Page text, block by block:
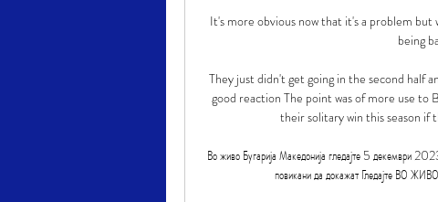
It's more obvious now that it's a problem but
being
They just didn't get going in the second half
good reaction The point was of more use to
their solitary win this season
Во живо Бугарија Македонија гледајте 5 декември
повикани да докажат Гледајте ВО